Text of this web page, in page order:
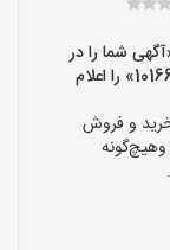
شما را در
سایت «مداربسته یاب» دیده ام و کد «آگهی-10166» را اعلام
و فروش